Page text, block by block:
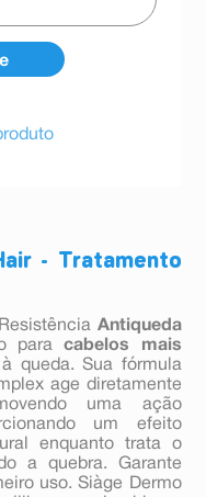
- Tratamento
Antiqueda
paracabelos mais
queda. Sua fórmula
age diretamente
uma ação
um efeito
enquanto trata o
a quebra. Garante
uso. Siàge Dermo